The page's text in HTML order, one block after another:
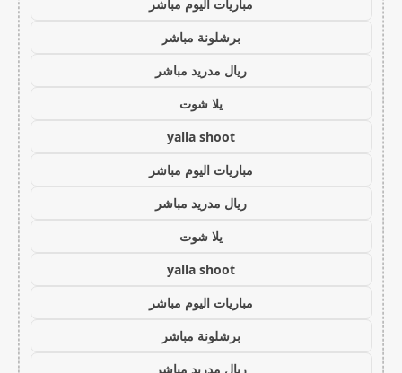
مباريات اليوم مباشر
برشلونة مباشر
ريال مدريد مباشر
يلا شوت
yalla shoot
مباريات اليوم مباشر
ريال مدريد مباشر
يلا شوت
yalla shoot
مباريات اليوم مباشر
برشلونة مباشر
ريال مدريد مباشر